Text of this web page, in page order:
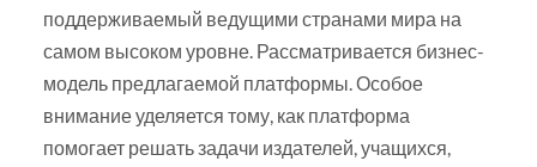
поддерживаемый ведущими странами мира на
самом высоком уровне. Рассматривается бизнес-
модель предлагаемой платформы. Особое
внимание уделяется тому, как платформа
помогает решать задачи издателей, учащихся,